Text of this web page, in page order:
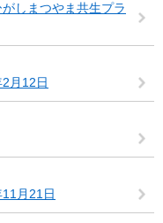
しまつやま共生プラ
月12日
月21日